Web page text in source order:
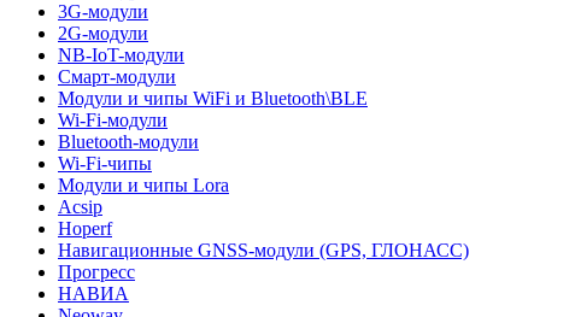
3G-модули
2G-модули
NB-IoT-модули
Смарт-модули
Модули и чипы WiFi и Bluetooth\BLE
Wi-Fi-модули
Bluetooth-модули
Wi-Fi-чипы
Модули и чипы Lora
Acsip
Hoperf
Навигационные GNSS-модули (GPS, ГЛОНАСС)
Прогресс
НАВИА